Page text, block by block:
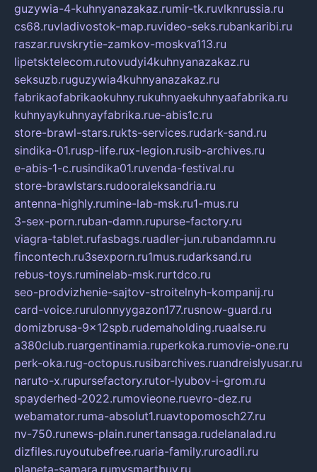
guzywia-4-kuhnyanazakaz.rumir-tk.ruvlknrussia.ru
cs68.ruvladivostok-map.ruvideo-seks.rubankaribi.ru
raszar.ruvskrytie-zamkov-moskva113.ru
lipetsktelecom.rutovudyi4kuhnyanazakaz.ru
seksuzb.ruguzywia4kuhnyanazakaz.ru
fabrikaofabrikaokuhny.rukuhnyaekuhnyaafabrika.ru
kuhnyaykuhnyayfabrika.rue-abis1c.ru
store-brawl-stars.rukts-services.rudark-sand.ru
sindika-01.rusp-life.rux-legion.rusib-archives.ru
e-abis-1-c.rusindika01.ruvenda-festival.ru
store-brawlstars.rudooraleksandria.ru
antenna-highly.rumine-lab-msk.ru1-mus.ru
3-sex-porn.ruban-damn.rupurse-factory.ru
viagra-tablet.rufasbags.ruadler-jun.rubandamn.ru
fincontech.ru3sexporn.ru1mus.rudarksand.ru
rebus-toys.ruminelab-msk.rurtdco.ru
seo-prodvizhenie-sajtov-stroitelnyh-kompanij.ru
card-voice.rurulonnyygazon177.rusnow-guard.ru
domizbrusa-9x12spb.rudemaholding.ruaalse.ru
a380club.ruargentinamia.ruperkoka.rumovie-one.ru
perk-oka.rug-octopus.rusibarchives.ruandreislyusar.ru
naruto-x.rupursefactory.rutor-lyubov-i-grom.ru
spayderhed-2022.rumovieone.ruevro-dez.ru
webamator.ruma-absolut1.ruavtopomosch27.ru
nv-750.runews-plain.runertansaga.rudelanalad.ru
dizfiles.ruyoutubefree.ruaria-family.ruroadli.ru
planeta-samara.rumysmartbuy.ru